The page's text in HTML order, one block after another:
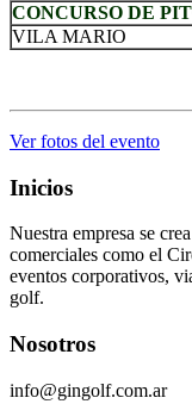
CONCURSO DE
VILA MARIO
Ver fotos del evento
Inicios
Nuestra empresa se
comerciales como el
eventos corporativos,
golf.
Nosotros
info@gingolf.com.ar